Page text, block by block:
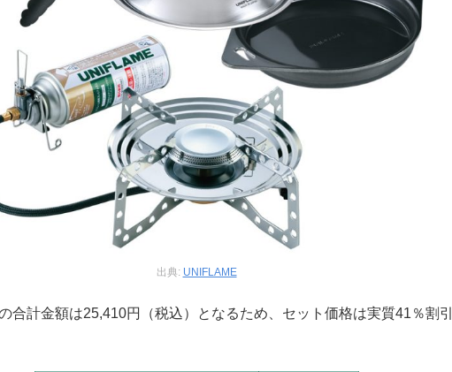
出典: UNIFLAME
合計金額は25,410円（税込）となるため、セット価格は実質41％割